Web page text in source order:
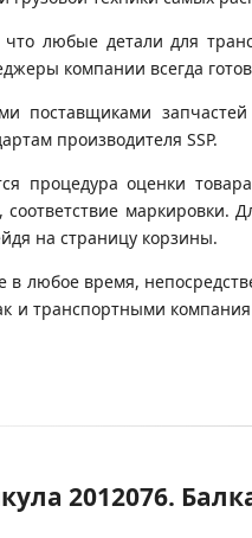
любые детали для
компании всегда
поставщиками запчастей
производителя SSP.
процедура оценки
соответствие
на страницу корзины.
в любое время,
и транспортными
2012076.